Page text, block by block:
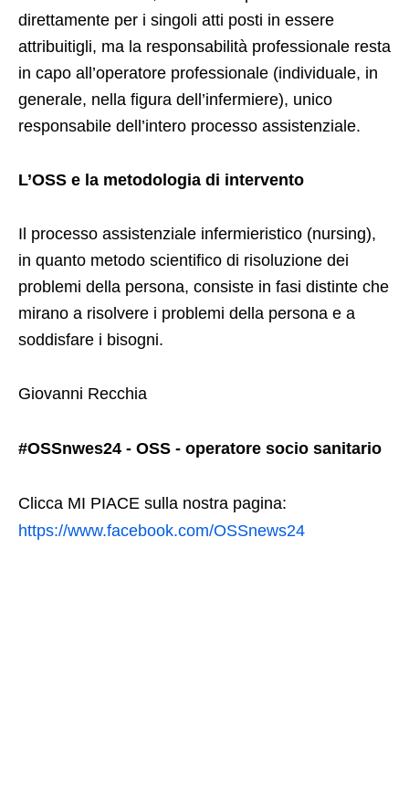
direttamente per i singoli atti posti in essere
attribuitigli, ma la responsabilità professionale resta
in capo all’operatore professionale (individuale, in
generale, nella figura dell’infermiere), unico
responsabile dell’intero processo assistenziale.
L’OSS e la metodologia di intervento
Il processo assistenziale infermieristico (nursing),
in quanto metodo scientifico di risoluzione dei
problemi della persona, consiste in fasi distinte che
mirano a risolvere i problemi della persona e a
soddisfare i bisogni.
Giovanni Recchia
#OSSnwes24 - OSS - operatore socio sanitario
Clicca MI PIACE sulla nostra pagina:
https://www.facebook.com/OSSnews24